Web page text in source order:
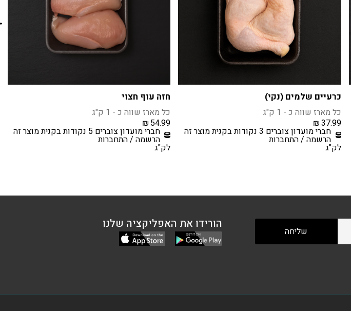
כרעיים שלמים (נקי)
כל מארז שווה כ - 1 ק"ג
₪37.99
חברי מועדון צוברים 3 נקודות בקנית מוצר זה
הרשמה / התחברות
לק"ג
חזה עוף חצוי
כל מארז שווה כ - 1 ק"ג
₪ 54.99
חברי מועדון צוברים 5 נקודות בקנית מוצר זה
הרשמה / התחברות
לק"ג
הורידו את האפליקציה שלנו